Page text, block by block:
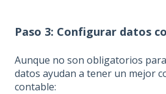
Paso 3: Configurar datos
Aunque no son obligatorios
datos ayudan a tener un mejor
contable: